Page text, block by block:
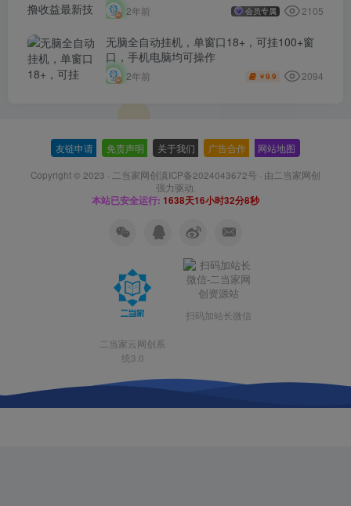
2年前 会员专属 2105
无脑全自动挂机，单窗口18+，可挂100+窗
口，手机电脑均可操作
2年前 ￥9.9 2094
友链申请 免责声明 关于我们 广告合作 网站地图
Copyright © 2023 · 二当家网创滇ICP备2024043672号 · 由二当家网创
强力驱动.
本站已安全运行: 1638天16小时32分9秒
二当家云网创系
统3.0
扫码加站长微信